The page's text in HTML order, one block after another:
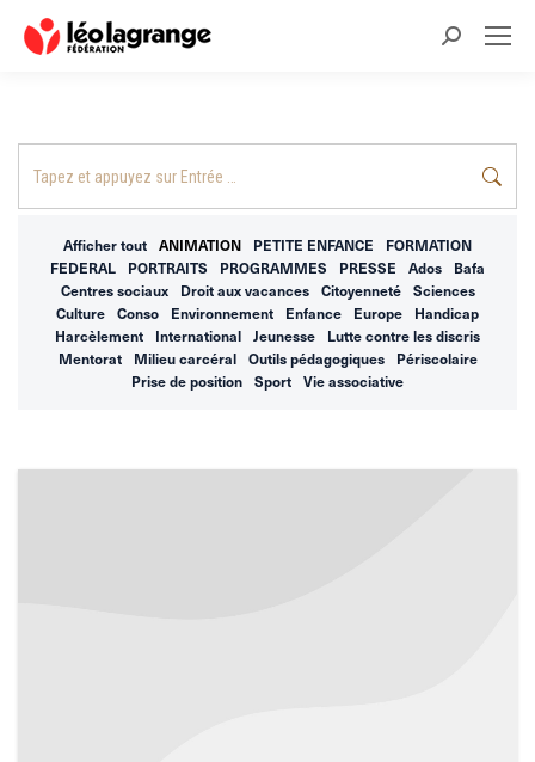
Recherche
Afficher tout ANIMATION PETITE ENFANCE
FORMATION
FEDERAL
PORTRAITS PROGRAMMES PRESSE Ados
Bafa
Centres sociaux
Droit aux vacances Citoyenneté
Sciences
Culture
Conso Environnement Enfance Europe
Handicap
Harcèlement
International Jeunesse
Lutte contre les discris
Mentorat
Milieu carcéral Outils pédagogiques
Périscolaire
Prise de position
Sport Vie associative